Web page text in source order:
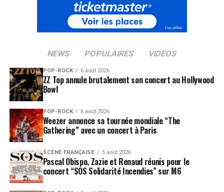
NEWS POPULAIRES VIDEOS
POP-ROCK 6 août 2026
ZZ Top annule brutalement son concert au Hollywood
Bowl
POP-ROCK 6 août 2026
Weezer annonce sa tournée mondiale “The
Gathering” avec un concert à Paris
SCÈNE FRANÇAISE 5 août 2026
Pascal Obispo, Zazie et Renaud réunis pour le
concert “SOS Solidarité Incendies” sur M6